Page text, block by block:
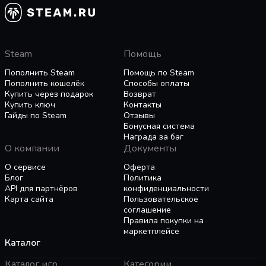
fully customized both in design and in loadout,
Beautiful and Deadly
Explore an alien planet in your Arsenal as you
battle against mechanical and organic enemies.
Trek through the vast open world on foot, fly
through the skies, or when all else fails, gallop on
horseback across plains, swamps, mountains, and
Steam
Пополнить Steam
Пополнить кошелёк
Купить через подарок
Купить ключ
Гайды по Steam
Помощь
Помощь по Steam
Способы оплаты
Возврат
Контакты
Отзывы
Бонусная система
Награда за баг
О компании
О сервисе
Блог
API для партнёров
Карта сайта
Документы
Оферта
Политика
конфиденциальности
Пользовательское
соглашение
Правила покупки на
маркетплейсе
Каталог